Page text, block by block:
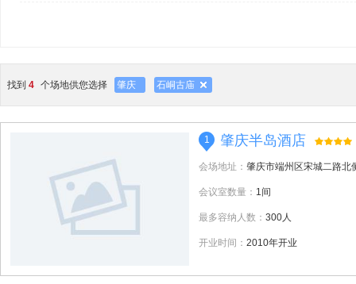
找到 4 个场地供您选择 肇庆 石峒古庙
1 肇庆半岛酒店
会场地址： 肇庆市端州区宋城二路北
会议室数量： 1间
最多容纳人数： 300人
开业时间： 2010年开业